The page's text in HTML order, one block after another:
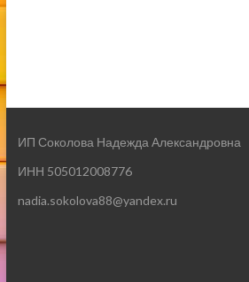
ИП Соколова Надежда Александровна
ИНН 505012008776
nadia.sokolova88@yandex.ru